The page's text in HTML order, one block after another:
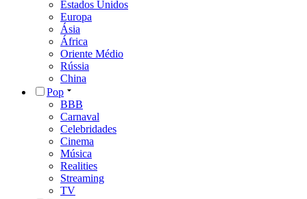
Estados Unidos
Europa
Ásia
África
Oriente Médio
Rússia
China
Pop
BBB
Carnaval
Celebridades
Cinema
Música
Realities
Streaming
TV